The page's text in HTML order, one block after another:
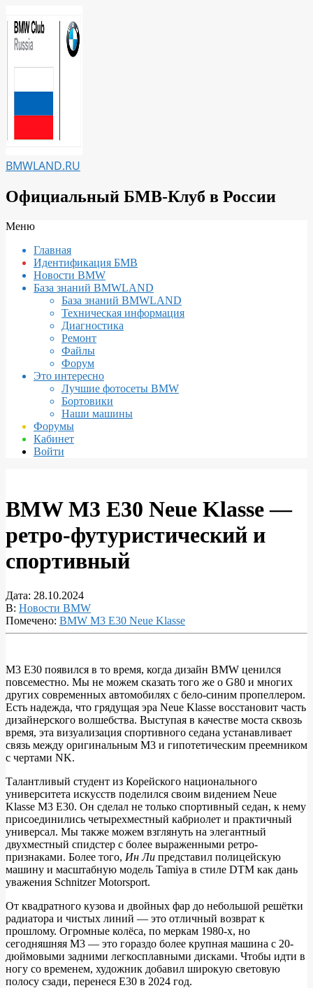
к
содержимому
BMWLAND.RU
Официальный БМВ-Клуб в России
Вторичное
навигации
Меню
Главная
Идентификация БМВ
Новости BMW
База знаний BMWLAND
База знаний BMWLAND
Техническая информация
Диагностика
Ремонт
Файлы
Форум
Это интересно
Лучшие фотосеты BMW
Бортовики
Наши машины
Форумы
Кабинет
Войти
BMW M3 E30 Neue Klasse —
ретро-футуристический и
спортивный
Дата: 28.10.2024
В: Новости BMW
Помечено: BMW M3 E30 Neue Klasse
BMW
M3
E30
Neue
Klasse
—
ретро-
футуристический
и
спортивный
M3 E30 появился в то время, когда дизайн BMW ценился
повсеместно. Мы не можем сказать того же о G80 и многих
других современных автомобилях с бело-синим пропеллером.
Есть надежда, что грядущая эра Neue Klasse восстановит часть
дизайнерского волшебства. Выступая в качестве моста сквозь
время, эта визуализация спортивного седана устанавливает
связь между оригинальным M3 и гипотетическим преемником
с чертами NK.
Талантливый студент из Корейского национального
университета искусств поделился своим видением Neue
Klasse M3 E30. Он сделал не только спортивный седан, к нему
присоединились четырехместный кабриолет и практичный
универсал. Мы также можем взглянуть на элегантный
двухместный спидстер с более выраженными ретро-
признаками. Более того, Ин Ли представил полицейскую
машину и масштабную модель Tamiya в стиле DTM как дань
уважения Schnitzer Motorsport.
От квадратного кузова и двойных фар до небольшой решётки
радиатора и чистых линий — это отличный возврат к
прошлому. Огромные колёса, по меркам 1980-х, но
сегодняшняя M3 — это гораздо более крупная машина с 20-
дюймовыми задними легкосплавными дисками. Чтобы идти в
ногу со временем, художник добавил широкую световую
полосу сзади, перенеся E30 в 2024 год.